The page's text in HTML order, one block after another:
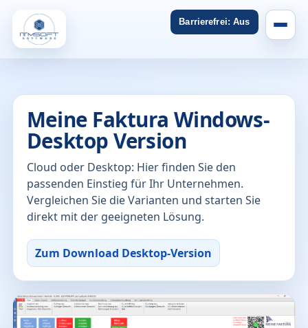
Barrierefrei: Aus
Meine Faktura Windows-
Desktop Version
Cloud oder Desktop: Hier finden Sie den
passenden Einstieg für Ihr Unternehmen.
Vergleichen Sie die Varianten und starten Sie
direkt mit der geeigneten Lösung.
Zum Download Desktop-Version